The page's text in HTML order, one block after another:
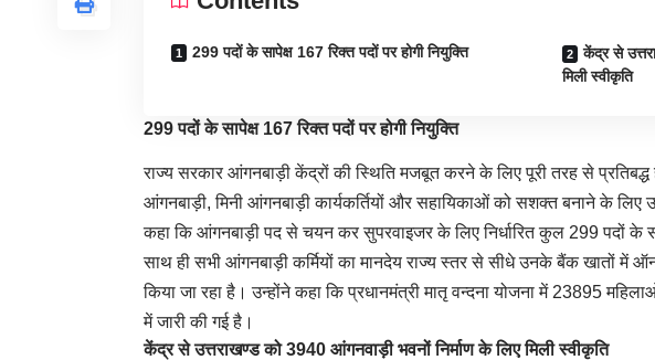
299 पदों के सापेक्ष 167 रिक्त पदों पर होगी नियुक्ति
केंद्र से
मिली स्वीकृति
299 पदों के सापेक्ष 167 रिक्त पदों पर होगी नियुक्ति
राज्य सरकार आंगनबाड़ी केंद्रों की स्थिति मजबूत करने के लिए पूरी तरह से प्रतिबद्ध
आंगनबाड़ी, मिनी आंगनबाड़ी कार्यकर्तियों और सहायिकाओं को सशक्त बनाने के लिए
कहा कि आंगनबाड़ी पद से चयन कर सुपरवाइजर के लिए निर्धारित कुल 299 पदों के
साथ ही सभी आंगनबाड़ी कर्मियों का मानदेय राज्य स्तर से सीधे उनके बैंक खातों में
किया जा रहा है। उन्होंने कहा कि प्रधानमंत्री मातृ वन्दना योजना में 23895
में जारी की गई है।
केंद्र से उत्तराखण्ड को 3940 आंगनवाड़ी भवनों निर्माण के लिए मिली स्वीकृति